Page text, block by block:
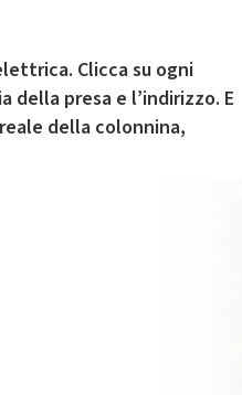
Clicca su ogni
presa e l’indirizzo. E
della colonnina,
servizio di mobilità elettrica è